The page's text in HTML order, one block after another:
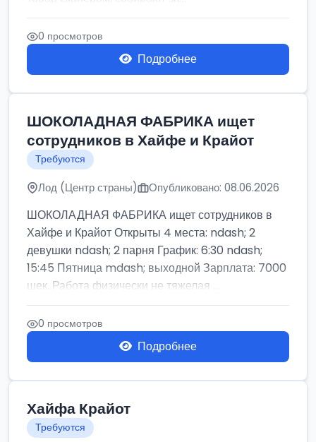
0 просмотров
Подробнее
ШОКОЛАДНАЯ ФАБРИКА ищет
сотрудников в Хайфе и Крайот
Требуются
Лод (Центр страны) Опубликовано: 08.06.2026
ШОКОЛАДНАЯ ФАБРИКА ищет сотрудников в
Хайфе и Крайот Открыты 4 места: ndash; 2
девушки ndash; 2 парня График: 6:30 ndash;
15:45 Пятница mdash; выходной Зарплата: 7000
шек. Работа физически не тяжелая ...
0 просмотров
Подробнее
Хайфа Крайот
Требуются